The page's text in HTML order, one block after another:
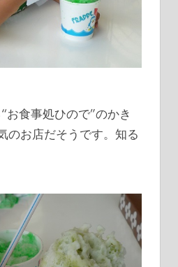
お食事処ひので”のかき
のお店だそうです。知る